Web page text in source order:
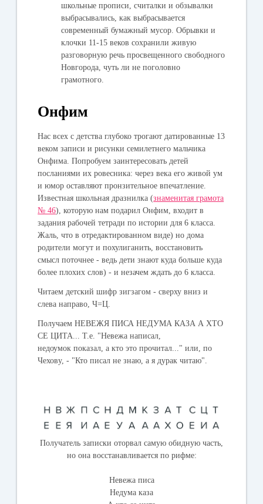
школьные прописи, считалки и обзывалки
выбрасывались, как выбрасывается
современный бумажный мусор. Обрывки и
клочки 11-15 веков сохранили живую
разговорную речь просвещенного свободного
Новгорода, чуть ли не поголовно
грамотного.
Онфим
Нас всех с детства глубоко трогают датированные 13
веком записи и рисунки семилетнего мальчика
Онфима. Попробуем заинтересовать детей
посланиями их ровесника: через века его живой ум
и юмор оставляют пронзительное впечатление.
Известная школьная дразнилка (знаменитая грамота
№ 46), которую нам подарил Онфим, входит в
задания рабочей тетради по истории для 6 класса.
Жаль, что в отредактированном виде) но дома
родители могут и похулиганить, восстановить
смысл поточнее - ведь дети знают куда больше куда
более плохих слов) - и незачем ждать до 6 класса.
Читаем детский шифр зигзагом - сверху вниз и
слева направо, Ч=Ц.
Получаем НЕВЕЖЯ ПИСА НЕДУМА КАЗА А ХТО
СЕ ЦИТА... Т.е. "Невежа написал,
недоумок показал, а кто это прочитал..." или, по
Чехову, - "Кто писал не знаю, а я дурак читаю".
Получатель записки оторвал самую обидную часть,
но она восстанавливается по рифме:
Невежа писа
Недума каза